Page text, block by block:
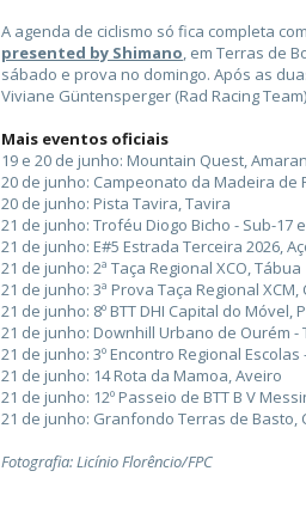
A agenda de ciclismo só fica completa
presented by Shimano , em Terras de
sábado e prova no domingo. Após as
Viviane Güntensperger (Rad Racing
Mais eventos oficiais
19 e 20 de junho: Mountain Quest,
20 de junho: Campeonato da Madeira de
20 de junho: Pista Tavira, Tavira
21 de junho: Troféu Diogo Bicho - Sub-17
21 de junho: E#5 Estrada Terceira 2026,
21 de junho: 2ª Taça Regional XCO, Tábua
21 de junho: 3ª Prova Taça Regional XCM,
21 de junho: 8º BTT DHI Capital do Móvel,
21 de junho: Downhill Urbano de Ourém -
21 de junho: 3º Encontro Regional Escolas
21 de junho: 14 Rota da Mamoa, Aveiro
21 de junho: 12º Passeio de BTT B V
21 de junho: Granfondo Terras de Basto,
Fotografia: Licínio Florêncio/FPC